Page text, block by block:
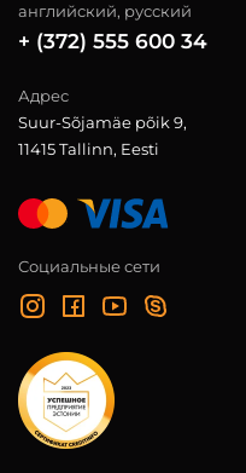
английский, русский
+ (372) 555 600 34
Адрес
Suur-Sõjamäe põik 9,
11415 Tallinn, Eesti
Социальные сети